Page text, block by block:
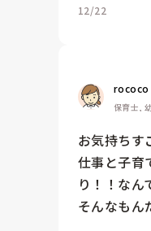
12/22
rococo
保育士,
お気持ちす
仕事と子育
り！！なん
そんなもん